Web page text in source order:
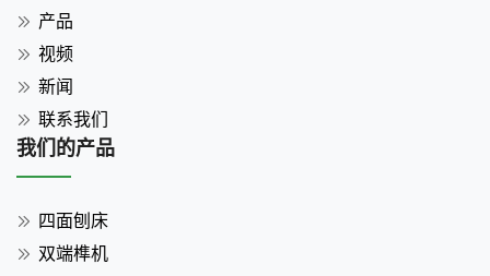
产品
视频
新闻
联系我们
我们的产品
四面刨床
双端榫机